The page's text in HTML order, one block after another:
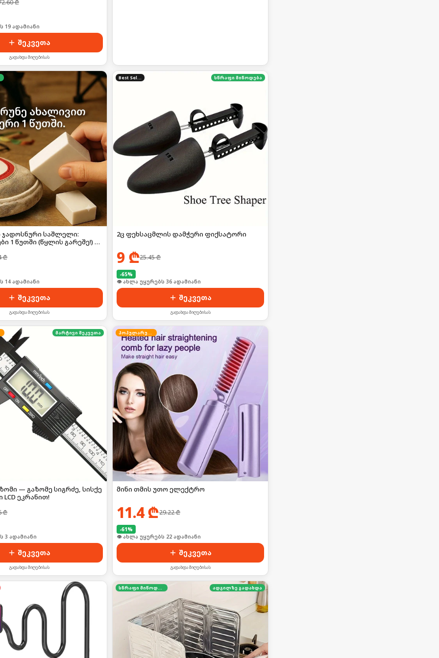
₾
19 ადამიანი
შეკვეთა
გადახდა მიღებისას
საშლელი:
1 წუთში (წყლის გარეშე!) 🚫
₾
იყიდა 22-მა
შეკვეთა
გადახდა მიღებისას
Best Seller სწრაფი მიწოდება
2ც ფეხსაცმლის დამჭერი ფიქსატორი
9₾25.45₾
-65%
🛒 ბოლო 24სთ-ში იყიდა 48-მა
შეკვეთა
გადახდა მიღებისას
მარტივი შეკვეთა
— გაზომე სიგრძე, სისქე
ეკრანით!
₾
3 ადამიანი
შეკვეთა
გადახდა მიღებისას
პოპულარული
მინი თმის უთო ელექტრო
11.4₾29.22₾
-61%
👁 ახლა უყურებს 22 ადამიანი
შეკვეთა
გადახდა მიღებისას
სწრაფი მიწოდება ადგილზე გადახდა